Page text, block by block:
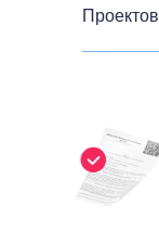
Проектов